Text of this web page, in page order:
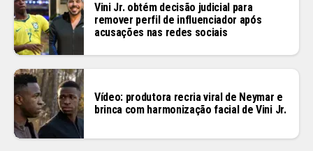
Vini Jr. obtém decisão judicial para
remover perfil de influenciador após
acusações nas redes sociais
Vídeo: produtora recria viral de Neymar e
brinca com harmonização facial de Vini Jr.